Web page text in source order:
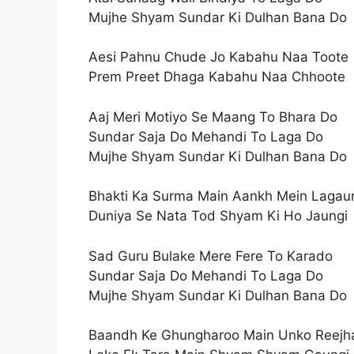
Mujhe Shyam Sundar Ki Dulhan Bana Do
Aesi Pahnu Chude Jo Kabahu Naa Toote
Prem Preet Dhaga Kabahu Naa Chhoote
Aaj Meri Motiyo Se Maang To Bhara Do
Sundar Saja Do Mehandi To Laga Do
Mujhe Shyam Sundar Ki Dulhan Bana Do
Bhakti Ka Surma Main Aankh Mein
Duniya Se Nata Tod Shyam Ki Ho Jaungi
Sad Guru Bulake Mere Fere To Karado
Sundar Saja Do Mehandi To Laga Do
Mujhe Shyam Sundar Ki Dulhan Bana Do
Baandh Ke Ghungharoo Main Unko